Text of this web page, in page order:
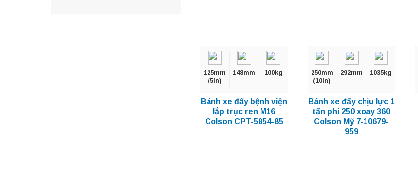
125mm
(5in)
148mm 100kg
Bánh xe đẩy bệnh viện
lắp trục ren M16
Colson CPT-5854-85
250mm
(10in)
292mm 1035kg
Bánh xe đẩy chịu lực 1
tấn phi 250 xoay 360
Colson Mỹ 7-10679-
959